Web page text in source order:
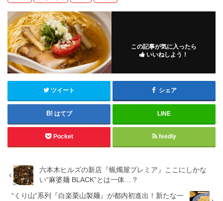
この記事が気に入ったら
いいねしよう！
ツイート シェア
はてブ LINE
Pocket feedly
六本木ヒルズの新店『蝋燭屋プレミア』ここにしかな
い“麻婆麺 BLACK”とは一体…？
“くり山”系列『白楽栗山製麺』が都内初進出！新たな一